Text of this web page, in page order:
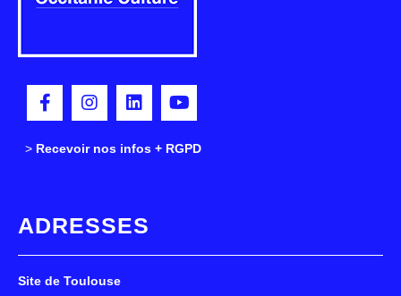
> Recevoir nos infos + RGPD
ADRESSES
Site de Toulouse